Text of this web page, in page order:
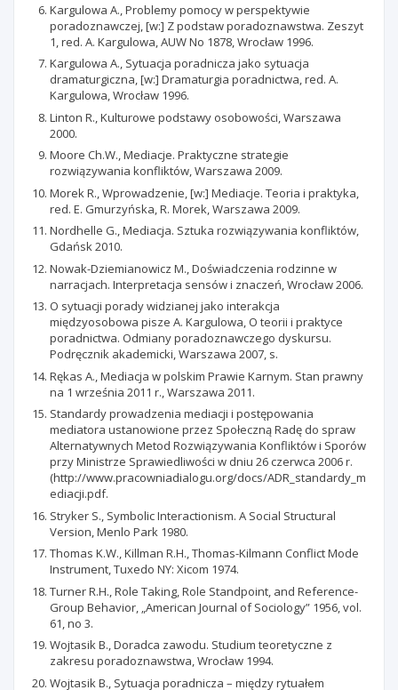
Kargulowa A., Problemy pomocy w perspektywie
poradoznawczej, [w:] Z podstaw poradoznawstwa. Zeszyt
1, red. A. Kargulowa, AUW No 1878, Wrocław 1996.
Kargulowa A., Sytuacja poradnicza jako sytuacja
dramaturgiczna, [w:] Dramaturgia poradnictwa, red. A.
Kargulowa, Wrocław 1996.
Linton R., Kulturowe podstawy osobowości, Warszawa
2000.
Moore Ch.W., Mediacje. Praktyczne strategie
rozwiązywania konfliktów, Warszawa 2009.
Morek R., Wprowadzenie, [w:] Mediacje. Teoria i praktyka,
red. E. Gmurzyńska, R. Morek, Warszawa 2009.
Nordhelle G., Mediacja. Sztuka rozwiązywania konfliktów,
Gdańsk 2010.
Nowak-Dziemianowicz M., Doświadczenia rodzinne w
narracjach. Interpretacja sensów i znaczeń, Wrocław 2006.
O sytuacji porady widzianej jako interakcja
międzyosobowa pisze A. Kargulowa, O teorii i praktyce
poradnictwa. Odmiany poradoznawczego dyskursu.
Podręcznik akademicki, Warszawa 2007, s.
Rękas A., Mediacja w polskim Prawie Karnym. Stan prawny
na 1 września 2011 r., Warszawa 2011.
Standardy prowadzenia mediacji i postępowania
mediatora ustanowione przez Społeczną Radę do spraw
Alternatywnych Metod Rozwiązywania Konfliktów i Sporów
przy Ministrze Sprawiedliwości w dniu 26 czerwca 2006 r.
(http://www.pracowniadialogu.org/docs/ADR_standardy_m
ediacji.pdf.
Stryker S., Symbolic Interactionism. A Social Structural
Version, Menlo Park 1980.
Thomas K.W., Killman R.H., Thomas-Kilmann Conflict Mode
Instrument, Tuxedo NY: Xicom 1974.
Turner R.H., Role Taking, Role Standpoint, and Reference-
Group Behavior, „American Journal of Sociology” 1956, vol.
61, no 3.
Wojtasik B., Doradca zawodu. Studium teoretyczne z
zakresu poradoznawstwa, Wrocław 1994.
Wojtasik B., Sytuacja poradnicza – między rytuałem